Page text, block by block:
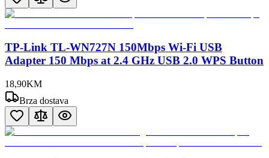
TP-Link TL-WN727N 150Mbps Wi-Fi USB
Adapter 150 Mbps at 2.4 GHz USB 2.0 WPS Button
18,90KM
Brza dostava